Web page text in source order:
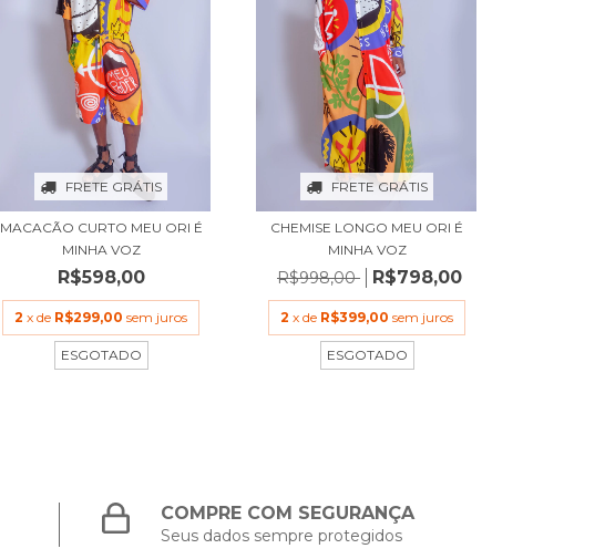
FRETE GRÁTIS
MACACÃO CURTO MEU ORI É
MINHA VOZ
R$598,00
2 x de R$299,00 sem juros
ESGOTADO
FRETE GRÁTIS
CHEMISE LONGO MEU ORI É
MINHA VOZ
R$998,00 R$798,00
2 x de R$399,00 sem juros
ESGOTADO
COMPRE COM SEGURANÇA
Seus dados sempre protegidos